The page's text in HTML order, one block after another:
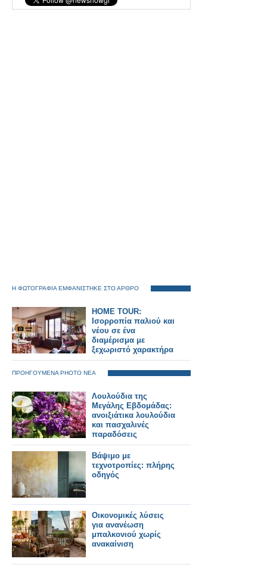
Η ΦΩΤΟΓΡΑΦΙΑ ΕΜΦΑΝΙΣΤΗΚΕ ΣΤΟ ΑΡΘΡΟ
HOME TOUR:
Ισορροπία παλιού και
νέου σε ένα
διαμέρισμα με
ξεχωριστό χαρακτήρα
ΠΡΟΗΓΟΥΜΕΝΑ PHOTO ΝΕΑ
Λουλούδια της
Μεγάλης Εβδομάδας:
ανοιξιάτικα λουλούδια
και πασχαλινές
παραδόσεις
Βάψιμο με
τεχνοτροπίες: πλήρης
οδηγός
Οικονομικές λύσεις
για ανανέωση
μπαλκονιού χωρίς
ανακαίνιση